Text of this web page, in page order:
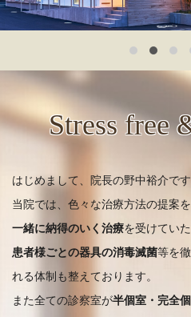
Stress free
はじめまして、院長の野中裕介です
当院では、色々な治療方法の提案を
一緒に納得のいく治療を受けてい
患者様ごとの器具の消毒滅菌等を
れる体制も整えております。
また全ての診察室が半個室・完全